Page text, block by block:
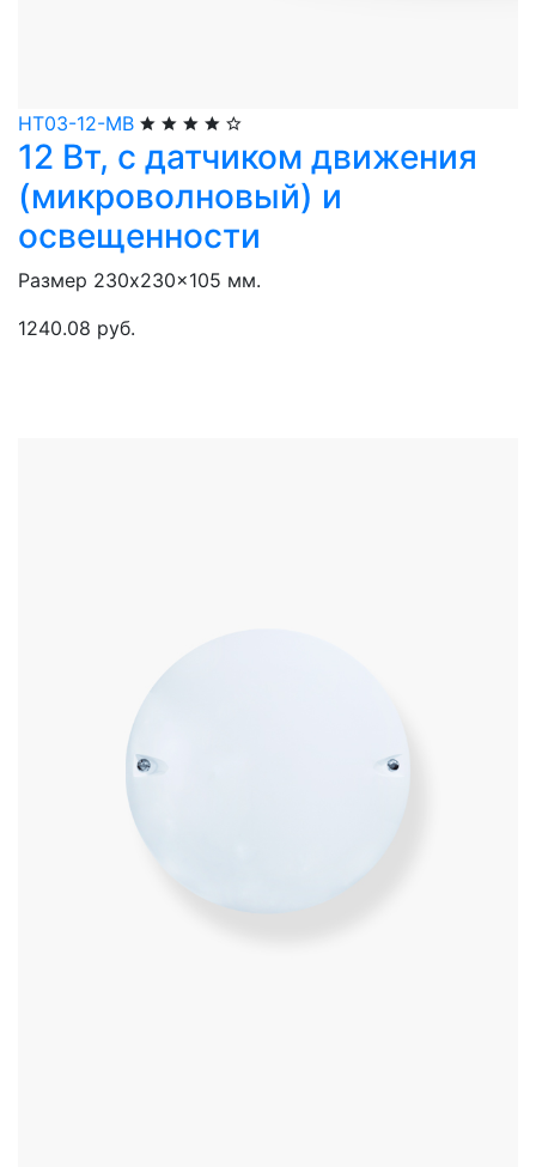
НТ03-12-МВ
12 Вт, с датчиком движения
(микроволновый) и
освещенности
Размер 230x230x105 мм.
1240.08 руб.